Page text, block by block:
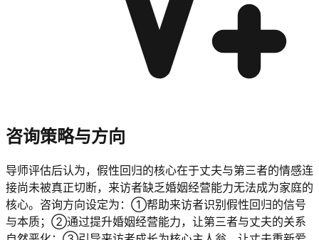
咨询策略与方向
导师评估后认为，假性回归的核心在于丈夫与第三者的情感连
接尚未被真正切断，来访者缺乏婚姻经营能力无法成为家庭的
核心。咨询方向设定为：①帮助来访者识别假性回归的信号
与本质；②通过提升婚姻经营能力，让第三者与丈夫的关系